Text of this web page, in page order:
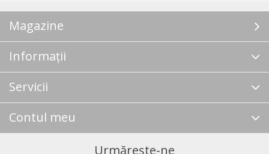
Magazine
Informații
Servicii
Contul meu
Urmărește-ne